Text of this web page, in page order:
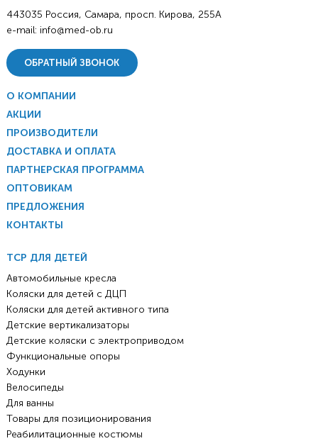
443035 Россия, Самара, просп. Кирова, 255А
e-mail: info@med-ob.ru
ОБРАТНЫЙ ЗВОНОК
О КОМПАНИИ
АКЦИИ
ПРОИЗВОДИТЕЛИ
ДОСТАВКА И ОПЛАТА
ПАРТНЕРСКАЯ ПРОГРАММА
ОПТОВИКАМ
ПРЕДЛОЖЕНИЯ
КОНТАКТЫ
ТСР ДЛЯ ДЕТЕЙ
Автомобильные кресла
Коляски для детей с ДЦП
Коляски для детей активного типа
Детские вертикализаторы
Детские коляски с электроприводом
Функциональные опоры
Ходунки
Велосипеды
Для ванны
Товары для позиционирования
Реабилитационные костюмы